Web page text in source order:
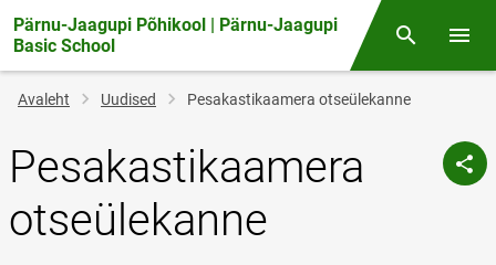
Pärnu-Jaagupi Põhikool | Pärnu-Jaagupi
Basic School
Otsing
Jälglink
Avaleht Uudised Pesakastikaamera otseülekanne
Pesakastikaamera
otseülekanne